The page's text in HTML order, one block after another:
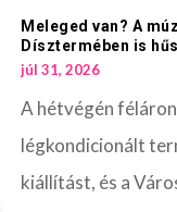
Meleged van? A
Dísztermében is
júl 31, 2026
A hétvégén
légkondicionált
kiállítást, és a